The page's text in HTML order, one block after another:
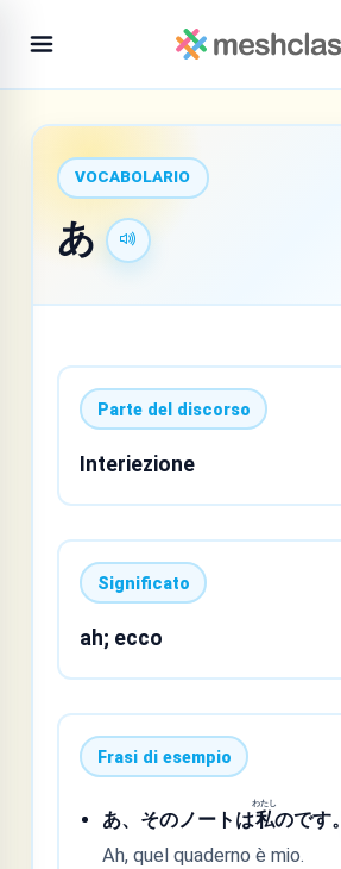
VOCABOLARIO
あ
Parte del discorso
Interiezione
Significato
ah; ecco
Frasi di esempio
あ、そのノートは私
わたし
のです。
Ah, quel quaderno è mio.